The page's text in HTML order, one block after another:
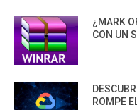
¿MARK
CON UN
ROMPE